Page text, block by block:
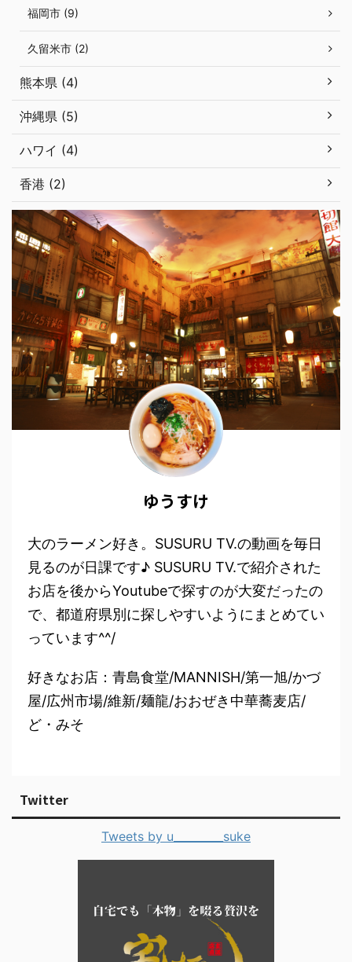
福岡市 (9)
久留米市 (2)
熊本県 (4)
沖縄県 (5)
ハワイ (4)
香港 (2)
ゆうすけ
大のラーメン好き。SUSURU TV.の動画を毎日
見るのが日課です♪ SUSURU TV.で紹介された
お店を後からYoutubeで探すのが大変だったの
で、都道府県別に探しやすいようにまとめてい
っています^^/
好きなお店：青島食堂/MANNISH/第一旭/かづ
屋/広州市場/維新/麺龍/おおぜき中華蕎麦店/
ど・みそ
Twitter
Tweets by u_________suke